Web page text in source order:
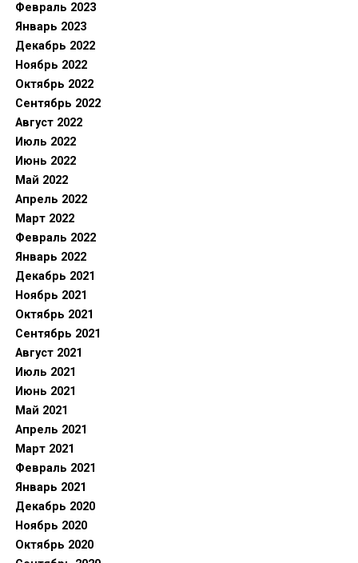
Февраль 2023
Январь 2023
Декабрь 2022
Ноябрь 2022
Октябрь 2022
Сентябрь 2022
Август 2022
Июль 2022
Июнь 2022
Май 2022
Апрель 2022
Март 2022
Февраль 2022
Январь 2022
Декабрь 2021
Ноябрь 2021
Октябрь 2021
Сентябрь 2021
Август 2021
Июль 2021
Июнь 2021
Май 2021
Апрель 2021
Март 2021
Февраль 2021
Январь 2021
Декабрь 2020
Ноябрь 2020
Октябрь 2020